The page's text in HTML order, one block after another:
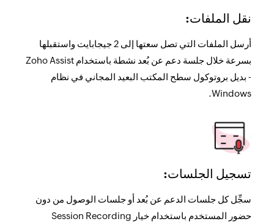
نقل الملفات:
أرسل الملفات التي تصل سعتها إلى 2 جيجابايت واستقبلها
بسرعة خلال جلسة دعم عن بُعد نشطة باستخدام Zoho Assist
- بديل بروتوكول سطح المكتب البعيد المجاني في نظام
Windows.
تسجيل الجلسات:
سجِّل كل جلسات الدعم عن بُعد أو جلسات الوصول من دون
حضور المستخدم باستخدام خيار Session Recording
الطباعة عن بُعد:
اطبع المستندات بسهولة أثناء جلسة الدعم عن بُعد الجارية
باستخدام خيار Remote Printing (الطباعة عن بُعد) المتوفر
في علامة تبويب Session (الجلسة) في Zoho Assist - بديل
بروتوكول سطح المكتب البعيد الآمن.
إدارة المستخدمين:
تساعد هذه الميزة مسؤولي المؤسسة على إنشاء الأقسام
وتعيين أدوار مخصصة وإدارة الوصول والمزيد.
التخصيص وتغيير العلامة التجارية:
خصِّص Zoho Assist باستخدام شعارك وأيقونة الاختصار واسم
المجال وعنوان URL لبوابتك لتعزيز نشاطك التجاري. كما
يمكنك إضافة عنصر واجهة مستخدم مخصص إلى موقعك
الإلكتروني، ما يسمح للعملاء بالانضمام إلى الجلسات بسرعة
يمكنك الرسم والكتابة وإضافة الأشكال والمسح على سطح